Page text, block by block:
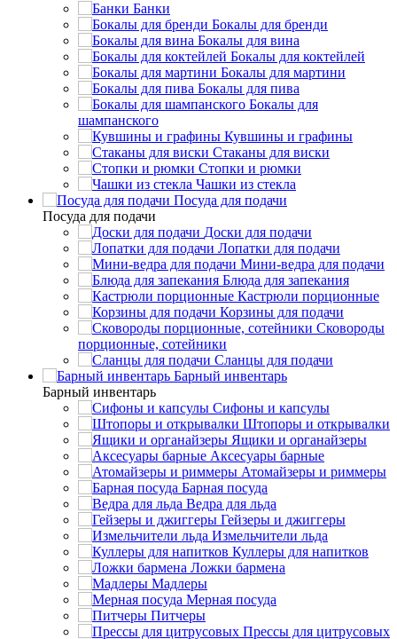
Банки
Бокалы для бренди
Бокалы для вина
Бокалы для коктейлей
Бокалы для мартини
Бокалы для пива
Бокалы для
шампанского
Кувшины и графины
Стаканы для виски
Стопки и рюмки
Чашки из стекла
Посуда для подачи
Посуда для подачи
Доски для подачи
Лопатки для подачи
Мини-ведра для подачи
Блюда для запекания
Кастрюли порционные
Корзины для подачи
Сковороды
порционные, сотейники
Сланцы для подачи
Барный инвентарь
Барный инвентарь
Сифоны и капсулы
Штопоры и открывалки
Ящики и органайзеры
Аксесуары барные
Атомайзеры и риммеры
Барная посуда
Ведра для льда
Гейзеры и джиггеры
Измельчители льда
Куллеры для напитков
Ложки бармена
Мадлеры
Мерная посуда
Питчеры
Прессы для цитрусовых